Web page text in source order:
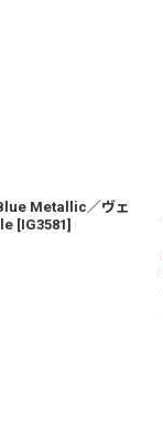
Metallic／ヴェ
[IG3581]